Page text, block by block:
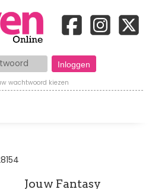
wachtwoord kiezen
Jouw Fantasy